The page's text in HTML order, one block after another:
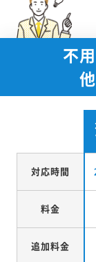
不
対応時間
料金
追加料金